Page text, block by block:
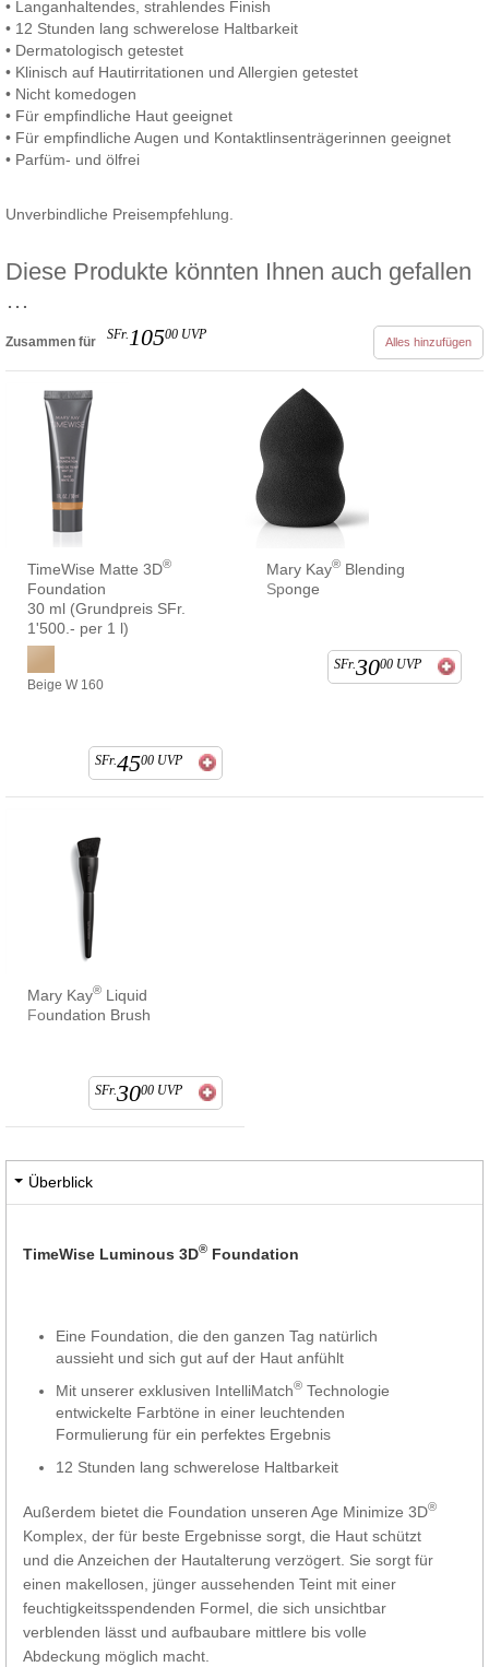
• Langanhaltendes, strahlendes Finish
• 12 Stunden lang schwerelose Haltbarkeit
• Dermatologisch getestet
• Klinisch auf Hautirritationen und Allergien getestet
• Nicht komedogen
• Für empfindliche Haut geeignet
• Für empfindliche Augen und Kontaktlinsenträgerinnen geeignet
• Parfüm- und ölfrei
Unverbindliche Preisempfehlung.
Diese Produkte könnten Ihnen auch gefallen
…
Zusammen für SFr. 10500 UVP Alles hinzufügen
TimeWise Matte 3D®
Foundation
30 ml (Grundpreis SFr.
1'500.- per 1 l)
Beige W 160
SFr.4500 UVP
Mary Kay® Blending
Sponge
SFr.3000 UVP
Mary Kay® Liquid
Foundation Brush
SFr.3000 UVP
Überblick
TimeWise Luminous 3D® Foundation
Eine Foundation, die den ganzen Tag natürlich
aussieht und sich gut auf der Haut anfühlt
Mit unserer exklusiven IntelliMatch® Technologie
entwickelte Farbtöne in einer leuchtenden
Formulierung für ein perfektes Ergebnis
12 Stunden lang schwerelose Haltbarkeit
Außerdem bietet die Foundation unseren Age Minimize 3D®
Komplex, der für beste Ergebnisse sorgt, die Haut schützt
und die Anzeichen der Hautalterung verzögert. Sie sorgt für
einen makellosen, jünger aussehenden Teint mit einer
feuchtigkeitsspendenden Formel, die sich unsichtbar
verblenden lässt und aufbaubare mittlere bis volle
Abdeckung möglich macht.